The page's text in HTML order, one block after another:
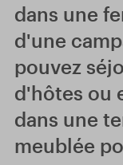
dans une
d'une
pouvez
d'hôtes ou
dans une
meublée